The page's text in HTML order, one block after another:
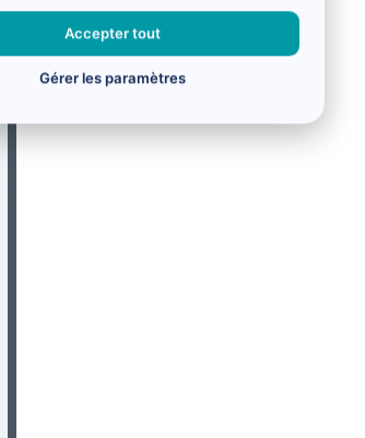
Accepter tout
Gérer les paramètres